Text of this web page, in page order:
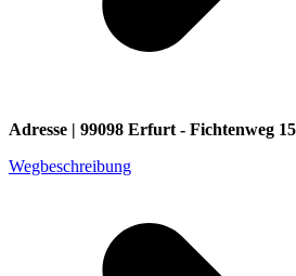
Adresse | 99098 Erfurt - Fichtenweg 15
Wegbeschreibung